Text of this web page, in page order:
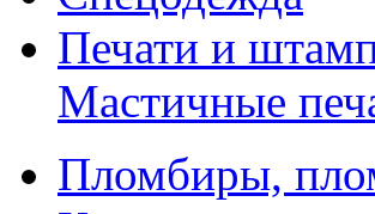
Печати и
Мастичные
Пломбиры,